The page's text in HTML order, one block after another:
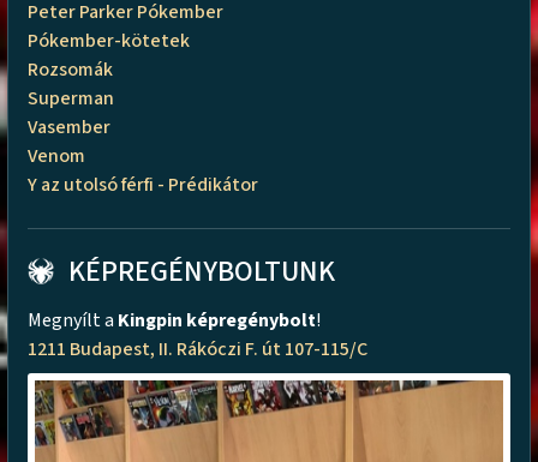
Peter Parker Pókember
Pókember-kötetek
Rozsomák
Superman
Vasember
Venom
Y az utolsó férfi - Prédikátor
KÉPREGÉNYBOLTUNK
Megnyílt a Kingpin képregénybolt!
1211 Budapest, II. Rákóczi F. út 107-115/C